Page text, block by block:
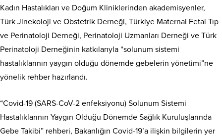
Kadın Hastalıkları ve Doğum Kliniklerinden akademisyenler,
Türk Jinekoloji ve Obstetrik Derneği, Türkiye Maternal Fetal Tıp
ve Perinatoloji Derneği, Perinatoloji Uzmanları Derneği ve Türk
Perinatoloji Derneğinin katkılarıyla “solunum sistemi
hastalıklarının yaygın olduğu dönemde gebelerin yönetimi”ne
yönelik rehber hazırlandı.
“Covid-19 (SARS-CoV-2 enfeksiyonu) Solunum Sistemi
Hastalıklarının Yaygın Olduğu Dönemde Sağlık Kuruluşlarında
Gebe Takibi” rehberi, Bakanlığın Covid-19’a ilişkin bilgilerin yer